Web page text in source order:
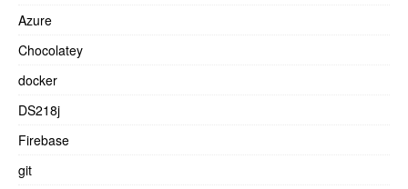
Azure
Chocolatey
docker
DS218j
Firebase
git